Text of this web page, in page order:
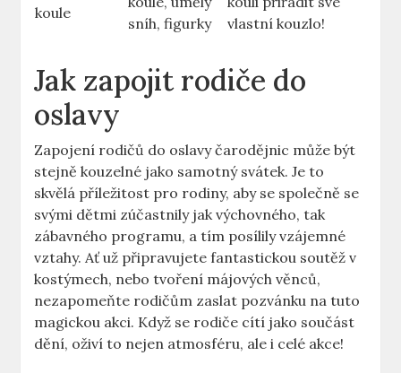
‌koule
sníh, figurky
vlastní kouzlo!
Jak zapojit rodiče do
‌oslavy
Zapojení rodičů do oslavy čarodějnic může ‌být
stejně kouzelné jako samotný svátek. Je to
skvělá příležitost pro rodiny, ⁤aby se společně se
svými dětmi zúčastnily jak výchovného, tak
zábavného programu, a tím posílily vzájemné
vztahy.​ Ať už připravujete fantastickou soutěž v
kostýmech, nebo tvoření májových věnců,
nezapomeňte ⁢rodičům zaslat pozvánku na tuto
magickou akci. Když se ‍rodiče cítí jako součást
dění, oživí to nejen atmosféru, ale i celé akce! ⁤